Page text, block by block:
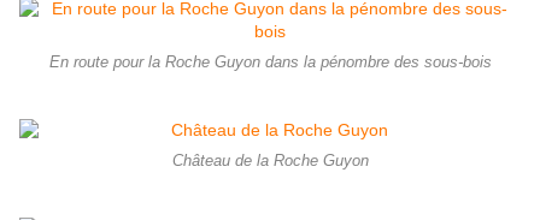
En route pour la Roche Guyon dans la pénombre des sous-bois
Château de la Roche Guyon